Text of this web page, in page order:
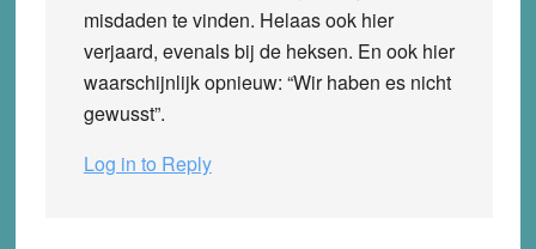
misdaden te vinden. Helaas ook hier
verjaard, evenals bij de heksen. En ook hier
waarschijnlijk opnieuw: “Wir haben es nicht
gewusst”.
Log in to Reply